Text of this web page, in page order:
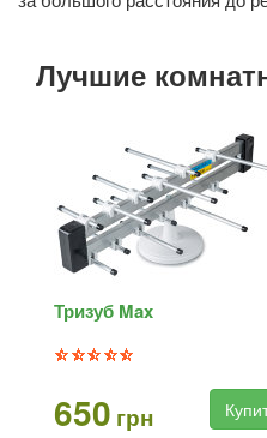
Лучшие
Тризуб Max
650 грн